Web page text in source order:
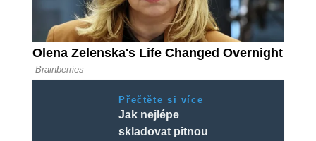
Přečtěte si více
Jak nejlépe
skladovat pitnou